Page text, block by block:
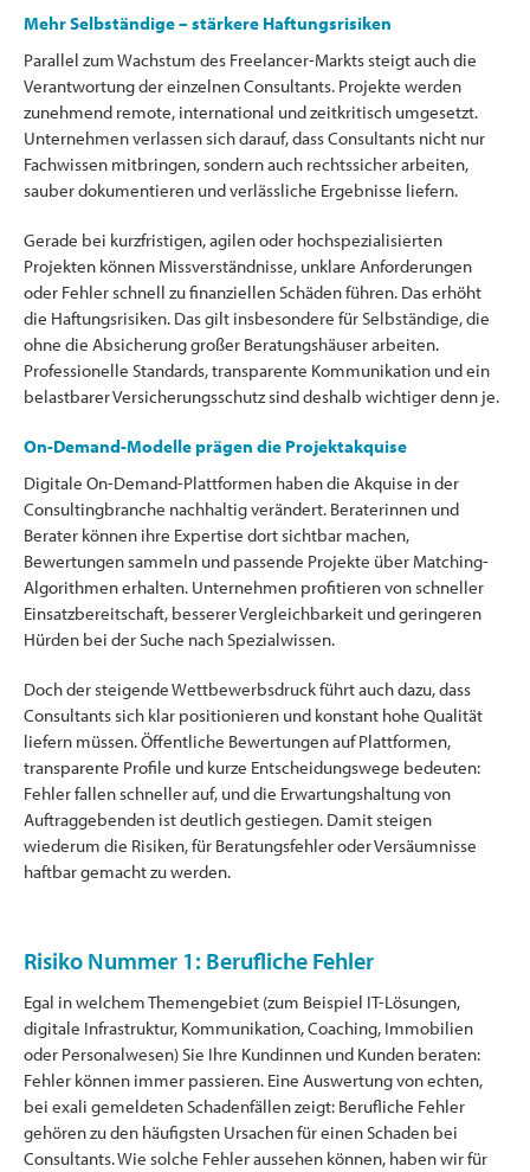
Mehr Selbständige – stärkere Haftungsrisiken
Parallel zum Wachstum des Freelancer-Markts steigt auch die
Verantwortung der einzelnen Consultants. Projekte werden
zunehmend remote, international und zeitkritisch umgesetzt.
Unternehmen verlassen sich darauf, dass Consultants nicht nur
Fachwissen mitbringen, sondern auch rechtssicher arbeiten,
sauber dokumentieren und verlässliche Ergebnisse liefern.
Gerade bei kurzfristigen, agilen oder hochspezialisierten
Projekten können Missverständnisse, unklare Anforderungen
oder Fehler schnell zu finanziellen Schäden führen. Das erhöht
die Haftungsrisiken. Das gilt insbesondere für Selbständige, die
ohne die Absicherung großer Beratungshäuser arbeiten.
Professionelle Standards, transparente Kommunikation und ein
belastbarer Versicherungsschutz sind deshalb wichtiger denn je.
On-Demand-Modelle prägen die Projektakquise
Digitale On-Demand-Plattformen haben die Akquise in der
Consultingbranche nachhaltig verändert. Beraterinnen und
Berater können ihre Expertise dort sichtbar machen,
Bewertungen sammeln und passende Projekte über Matching-
Algorithmen erhalten. Unternehmen profitieren von schneller
Einsatzbereitschaft, besserer Vergleichbarkeit und geringeren
Hürden bei der Suche nach Spezialwissen.
Doch der steigende Wettbewerbsdruck führt auch dazu, dass
Consultants sich klar positionieren und konstant hohe Qualität
liefern müssen. Öffentliche Bewertungen auf Plattformen,
transparente Profile und kurze Entscheidungswege bedeuten:
Fehler fallen schneller auf, und die Erwartungshaltung von
Auftraggebenden ist deutlich gestiegen. Damit steigen
wiederum die Risiken, für Beratungsfehler oder Versäumnisse
haftbar gemacht zu werden.
Risiko Nummer 1: Berufliche Fehler
Egal in welchem Themengebiet (zum Beispiel IT-Lösungen,
digitale Infrastruktur, Kommunikation, Coaching, Immobilien
oder Personalwesen) Sie Ihre Kundinnen und Kunden beraten:
Fehler können immer passieren. Eine Auswertung von echten,
bei exali gemeldeten Schadenfällen zeigt: Berufliche Fehler
gehören zu den häufigsten Ursachen für einen Schaden bei
Consultants. Wie solche Fehler aussehen können, haben wir für